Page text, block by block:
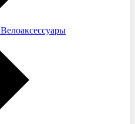
Велоаксессуары